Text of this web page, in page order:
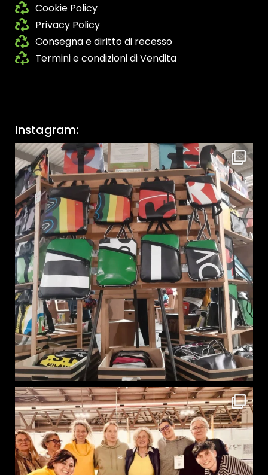
Cookie Policy
Privacy Policy
Consegna e diritto di recesso
Termini e condizioni di Vendita
Instagram: